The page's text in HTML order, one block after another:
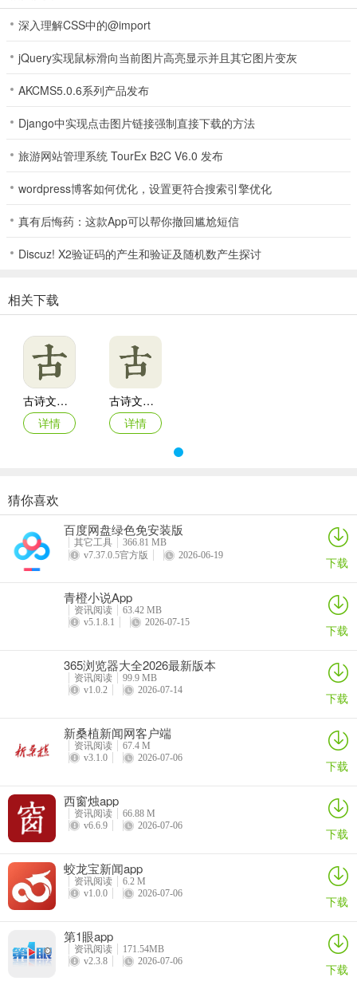
3、具备多种学习辅助，有译文、注释、赏析、拼音、朗读，还有背
4、可制定背诵计划，高考生有急救包，初高中必背古文一键锁定，提
分效率翻倍。
5、收藏功能实用，能随时收藏喜欢的古诗文，方便随时学习，还有浏
1. 功能多样易操作：涵盖推荐、诗文、名句、典籍、作者等分类，能
满足不同学习需求。还具备搜索、词典、收藏、笔记、浏览历史、分
2. 内容丰富超全面：收录近100万首古诗文，提供优质原文、译文、
注释、赏析、拼音、朗读等，资料丰富，分类明确。
3. 助力学习效率高：可制定背诵计划，中高考生有急救包，初高中必
背72篇古文一键锁定，带拼音考点解析，能生成背诵计划，文言文提
分效率翻倍。
4. 界面简洁体验好：界面清新脱俗，无广告，排版配图得当，可选择
字体，桌面插件简约大气，主体颜色能变化，使用方便又不失趣味。
古诗文网道德经
务。这里收录近100万首古诗文，资料超全。有分段译注，点击按钮
就能查看译文和注释。能边看边背，点击背诵按钮进入背诵模式，还
有1 - 5级难度可选。也能边看边听，点朗诵按钮即可。搜索功能强
词就能查询不认识、不解的字词，还能保存结果至笔记。收藏功能能
让你随时收藏喜欢的古诗文。笔记功能便于记录不解知识，方便复
明确，排版配图得当，界面清新，功能多样又人性化，比如能制定背
诵计划，对高考生和国学爱好者都很有用，能帮大家轻松学习和掌握
古诗文知识。
古诗文网最新手机版常见问题
问：如何在古诗文网最新手机版创建诗单？
答：打开APP，切换到“我的”版块，找到“我的诗单”，点击进入页面，
问：怎样在古诗文网最新手机版进行背诵？
深入理解CSS中的@import
jQuery实现鼠标滑向当前图片高亮显示并且其它图片变灰
AKCMS5.0.6系列产品发布
Django中实现点击图片链接强制直接下载的方法
旅游网站管理系统 TourEx B2C V6.0 发布
wordpress博客如何优化，设置更符合搜索引擎优化
真有后悔药：这款App可以帮你撤回尴尬短信
Discuz! X2验证码的产生和验证及随机数产生探讨
相关下载
古诗文网最新版
详情
古诗文网手机版
详情
猜你喜欢
百度网盘绿色免安装版
其它工具
366.81 MB
v7.37.0.5官方版
2026-06-19 下载
青橙小说App
资讯阅读
63.42 MB
v5.1.8.1
2026-07-15 下载
365浏览器大全2026最新版本
资讯阅读
99.9 MB
v1.0.2
2026-07-14 下载
新桑植新闻网客户端
资讯阅读
67.4 M
v3.1.0
2026-07-06 下载
西窗烛app
资讯阅读
66.88 M
v6.6.9
2026-07-06 下载
蛟龙宝新闻app
资讯阅读
6.2 M
v1.0.0
2026-07-06 下载
第1眼app
资讯阅读
171.54MB
v2.3.8
2026-07-06 下载